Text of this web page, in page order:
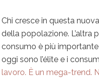
Chi cresce in questa
della popolazione. L’altra
consumo è più
oggi sono l’élite e i
lavoro. È un mega-trend.